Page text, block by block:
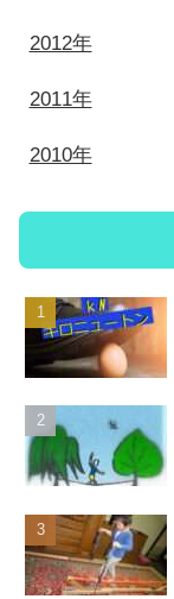
2012年
2011年
2010年